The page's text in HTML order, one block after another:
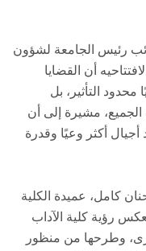
رئيس الجامعة لشؤون
أن القضايا
محدود التأثير، بل
مشيرة إلى أن
أكثر وعيًا وقدرة
كامل، عميدة الكلية
رؤية كلية الآداب
وطرحها من منظور